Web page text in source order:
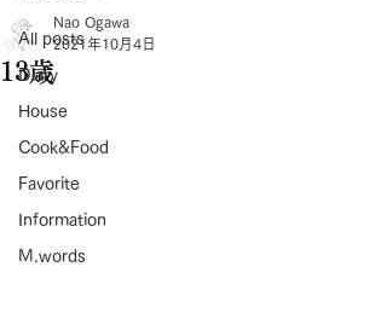
All posts
Diary
House
Cook&Food
Favorite
Information
M.words
13歳
Nao Ogawa
2021年10月4日